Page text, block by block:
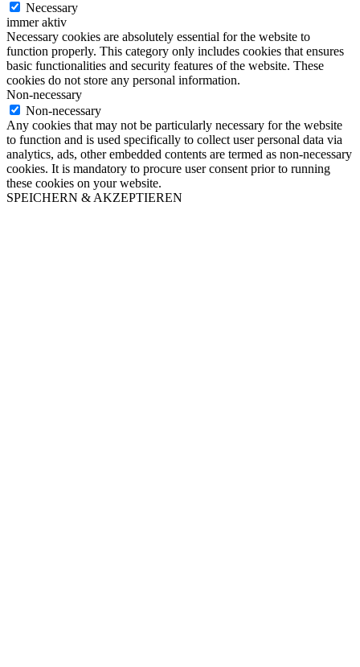
Necessary
immer aktiv
Necessary cookies are absolutely essential for the website to
function properly. This category only includes cookies that ensures
basic functionalities and security features of the website. These
cookies do not store any personal information.
Non-necessary
Non-necessary
Any cookies that may not be particularly necessary for the website
to function and is used specifically to collect user personal data via
analytics, ads, other embedded contents are termed as non-necessary
cookies. It is mandatory to procure user consent prior to running
these cookies on your website.
SPEICHERN & AKZEPTIEREN